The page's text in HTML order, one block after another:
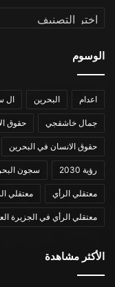
التصنيفات
الوسوم
اعدام البحرين ال
جمال خاشقجي حقوق
حقوق الانسان في البحرين
رؤية 2030 سجون
معتقلي الرأي معتقلي
معتقلي الرأي في الجزيرة
الأكثر مشاهدة